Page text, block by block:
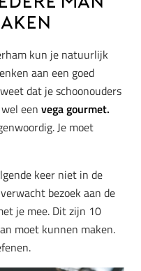
kun je natuurlijk
aan een goed
dat je schoonouders
een vega gourmet.
Je moet
keer niet in de
bezoek aan de
je mee. Dit zijn 10
moet kunnen maken.